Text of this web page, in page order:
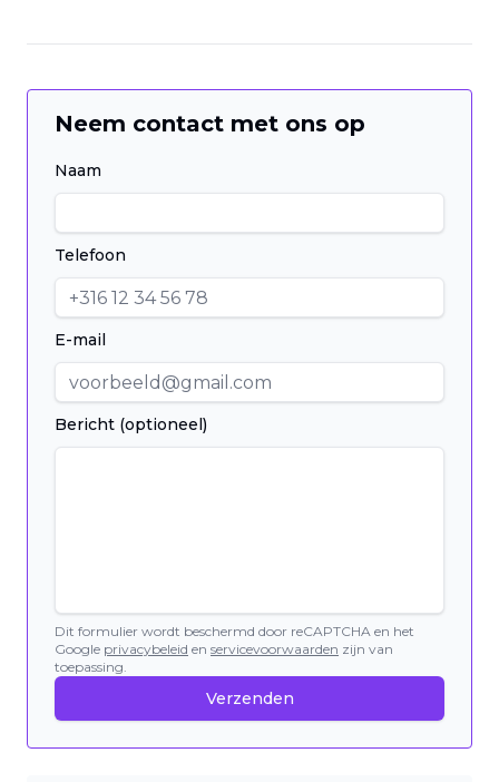
Neem contact met ons op
Naam
Telefoon
E-mail
Bericht (optioneel)
Dit formulier wordt beschermd door reCAPTCHA en het
Google privacybeleid en servicevoorwaarden zijn van
toepassing.
Verzenden